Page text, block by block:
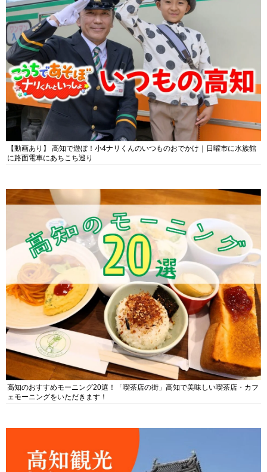
【動画あり】 高知で遊ぼ！小4ナリくんのいつものおでかけ｜日曜市に水族館
に路面電車にあちこち巡り
高知のおすすめモーニング20選！「喫茶店の街」高知で美味しい喫茶店・カフ
ェモーニングをいただきます！